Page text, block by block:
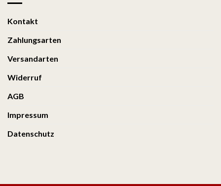
Kontakt
Zahlungsarten
Versandarten
Widerruf
AGB
Impressum
Datenschutz